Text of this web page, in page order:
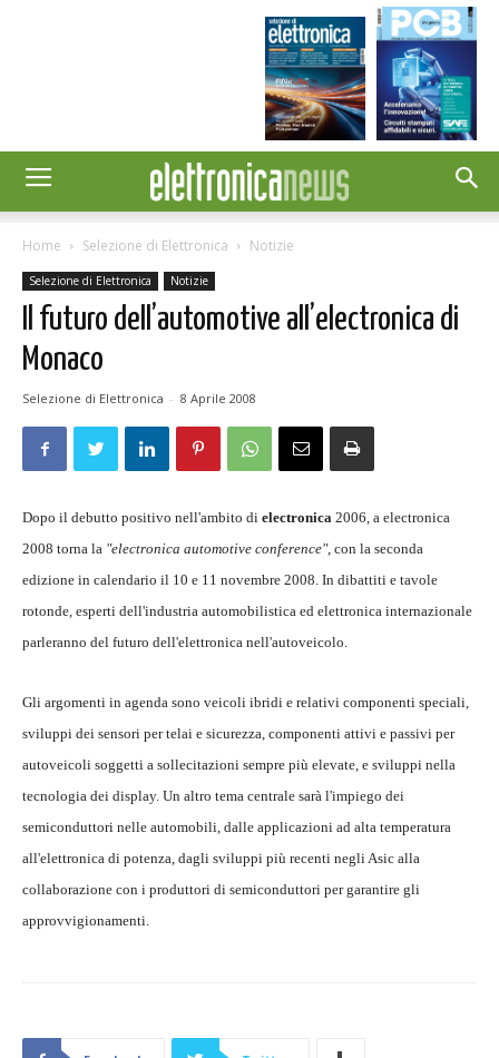
Home Selezione di Elettronica Notizie
Selezione di Elettronica Notizie
Il futuro dell’automotive all’electronica di
Monaco
Selezione di Elettronica - 8 Aprile 2008
Dopo il debutto positivo nell'ambito di electronica 2006, a electronica
2008 torna la "electronica automotive conference", con la seconda
edizione in calendario il 10 e 11 novembre 2008. In dibattiti e tavole
rotonde, esperti dell'industria automobilistica ed elettronica internazionale
parleranno del futuro dell'elettronica nell'autoveicolo.
Gli argomenti in agenda sono veicoli ibridi e relativi componenti speciali,
sviluppi dei sensori per telai e sicurezza, componenti attivi e passivi per
autoveicoli soggetti a sollecitazioni sempre più elevate, e sviluppi nella
tecnologia dei display. Un altro tema centrale sarà l'impiego dei
semiconduttori nelle automobili, dalle applicazioni ad alta temperatura
all'elettronica di potenza, dagli sviluppi più recenti negli Asic alla
collaborazione con i produttori di semiconduttori per garantire gli
approvvigionamenti.